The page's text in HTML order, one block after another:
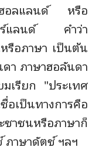
ฮอลแลนด์ หรือ
ร์แลนด์ คำว่า
รือภาษา เป็นต้น
า ภาษาฮอลันดา
เรียก "ประเทศ
ป็นทางการคือ
าชนหรือภาษาก็
ภาษาดัตช์ ฯลฯ